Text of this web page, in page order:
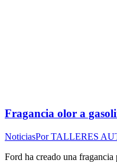
Fragancia olor a
NoticiasPorTALLERES
Ford ha creado una